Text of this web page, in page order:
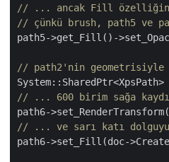
// ... ancak Fill özelliğinin
// çünkü brush, path5 ve
path5->get_Fill()-
// path2'nin
// ... 600 birim sağa
path6-
// ... ve sarı katı dolguyu
path6->set_Fill(doc-